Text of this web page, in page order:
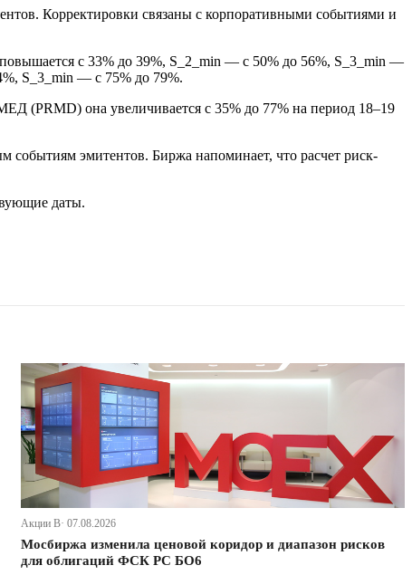
Корректировки связаны с корпоративными событиями и
с 33% до 39%, S_2_min — с 50% до 56%, S_3_min —
S_3_min — с 75% до 79%.
(PRMD) она увеличивается с 35% до 77% на период 18–19
событиям эмитентов. Биржа напоминает, что расчет риск-
даты.
Акции В· 07.08.2026
Мосбиржа изменила ценовой коридор и диапазон рисков
для облигаций ФСК РС БО6